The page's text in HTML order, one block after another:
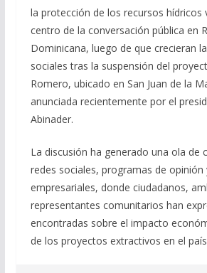
la protección de los recursos hídricos
centro de la conversación pública en
Dominicana, luego de que crecieran
sociales tras la suspensión del
Romero, ubicado en San Juan de la
anunciada recientemente por el
Abinader.
La discusión ha generado una ola de
redes sociales, programas de opinión
empresariales, donde ciudadanos,
representantes comunitarios han
encontradas sobre el impacto
de los proyectos extractivos en el